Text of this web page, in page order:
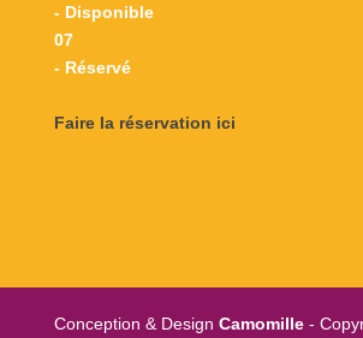
- Disponible
07
- Réservé
Faire la réservation ici
Conception & Design Camomille-